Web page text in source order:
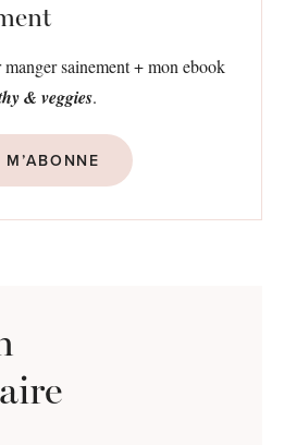
manger sainement + mon ebook
& veggies.
M’ABONNE